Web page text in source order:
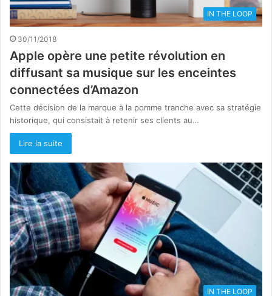
IN THE LOOP
30/11/2018
Apple opère une petite révolution en
diffusant sa musique sur les enceintes
connectées d’Amazon
Cette décision de la marque à la pomme tranche avec sa stratégie
historique, qui consistait à retenir ses clients au…
Lire la suite
IN THE LOOP